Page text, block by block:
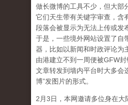
做长微博的工具不少，但大部
它们天生带有关键字审查，含
段落会被显示为无法上传或发
于是，一些境外网站设置了自
器，比如以新闻和时政评论为
由港建立不到一周便被GFW
文章转发到墙内平台时大多会
博”发图片的形式。
2月3日，本网邀请多位身在大